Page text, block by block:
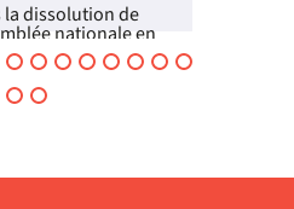
la dissolution de
nationale en
l'autrice
à repérer et à
les signes sensibles
l'expérience